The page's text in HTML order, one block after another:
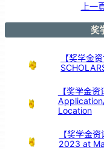
｜
高
上一
奖
【奖学金
【奖学金
Location
【奖学金
2023 at